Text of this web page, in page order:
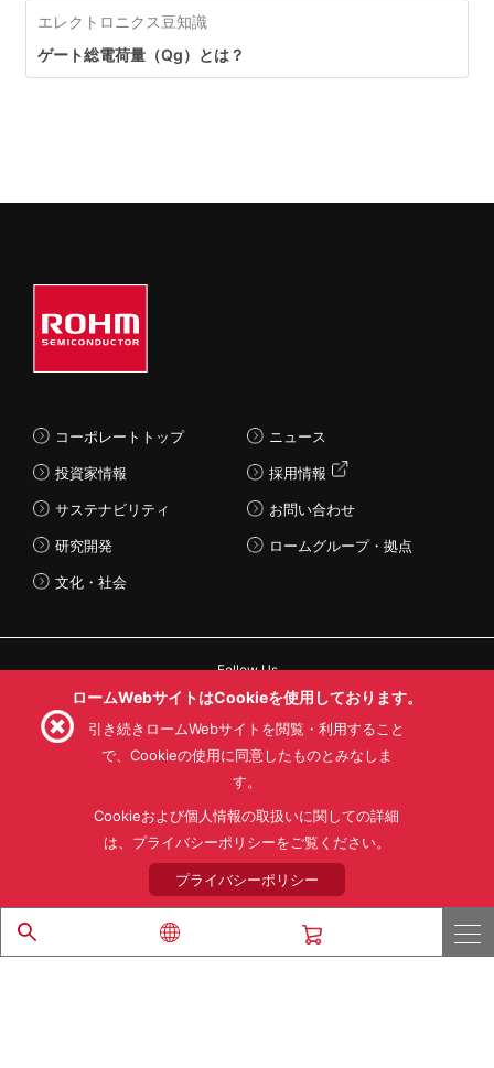
エレクトロニクス豆知識
ゲート総電荷量（Qg）とは？
コーポレートトップ
投資家情報
サステナビリティ
研究開発
文化・社会
ニュース
採用情報
お問い合わせ
ロームグループ・拠点
Follow Us
利用目的
プライバシーポリシー
サイトマップ
ローム製品の販売に関する標準契約条件書(PDF)
© 1997 - 2026 ROHM CO., LTD. ALL RIGHTS RESERVED.
ロームWebサイトはCookieを使用しております。
引き続きロームWebサイトを閲覧・利用すること
で、Cookieの使用に同意したものとみなしま
す。
Cookieおよび個人情報の取扱いに関しての詳細
は、プライバシーポリシーをご覧ください。
プライバシーポリシー